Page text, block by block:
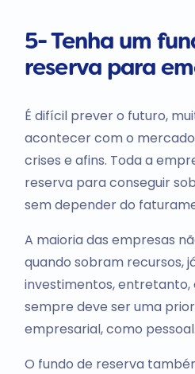
5- Tenha um
reserva para
É difícil prever o futuro,
acontecer com o
crises e afins. Toda a
reserva para conseguir
sem depender do
A maioria das empresas
quando sobram recursos,
investimentos, entretanto,
sempre deve ser uma
empresarial, como pessoal.
O fundo de reserva